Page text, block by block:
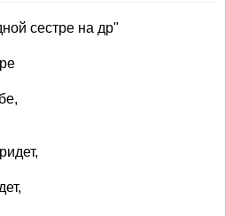
сестре на др"